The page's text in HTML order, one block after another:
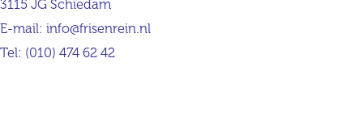
3115 JG Schiedam
E-mail: info@frisenrein.nl
Tel: (010) 474 62 42